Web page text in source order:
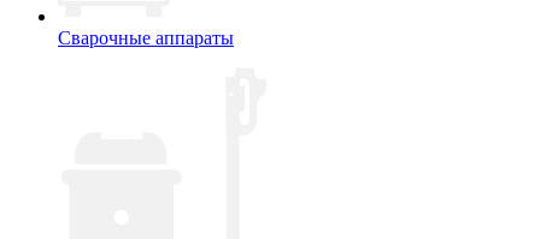
Сварочные аппараты